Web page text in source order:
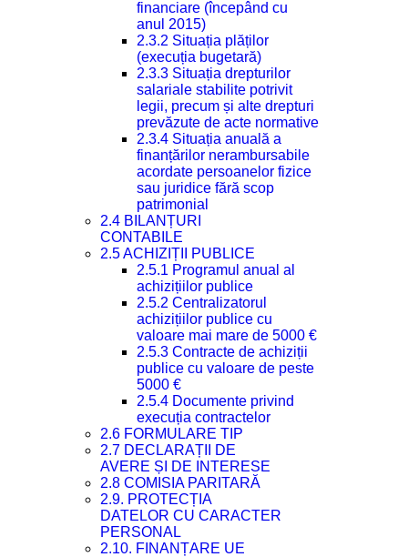
financiare (începând cu
anul 2015)
2.3.2 Situația plăților
(execuția bugetară)
2.3.3 Situația drepturilor
salariale stabilite potrivit
legii, precum și alte drepturi
prevăzute de acte normative
2.3.4 Situația anuală a
finanțărilor nerambursabile
acordate persoanelor fizice
sau juridice fără scop
patrimonial
2.4 BILANȚURI
CONTABILE
2.5 ACHIZIȚII PUBLICE
2.5.1 Programul anual al
achizițiilor publice
2.5.2 Centralizatorul
achizițiilor publice cu
valoare mai mare de 5000 €
2.5.3 Contracte de achiziții
publice cu valoare de peste
5000 €
2.5.4 Documente privind
execuția contractelor
2.6 FORMULARE TIP
2.7 DECLARAȚII DE
AVERE ȘI DE INTERESE
2.8 COMISIA PARITARĂ
2.9. PROTECȚIA
DATELOR CU CARACTER
PERSONAL
2.10. FINANȚARE UE